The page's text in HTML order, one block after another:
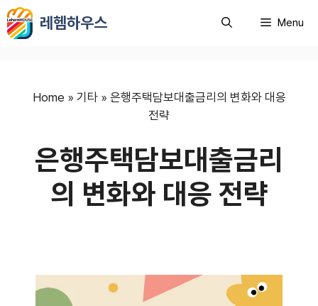
컨
텐
레헴하우스 Menu
Home » 기타» 은행주택담보대출금리의 변화와 대응
전략
은행주택담보대출금리
의 변화와 대응 전략